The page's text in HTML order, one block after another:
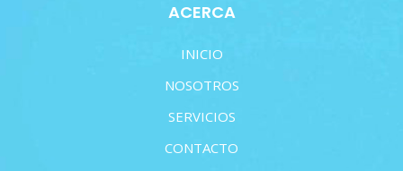
ACERCA
INICIO
NOSOTROS
SERVICIOS
CONTACTO